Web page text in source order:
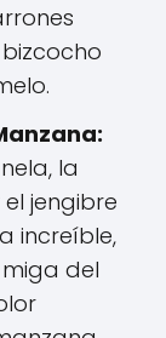
la
jengibre
increíble,
del